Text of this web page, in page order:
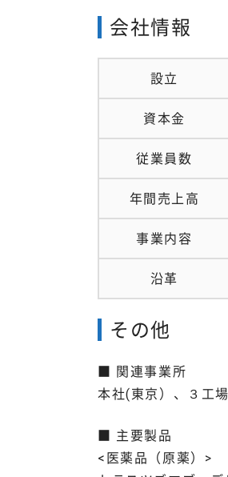
会社情報
設立
資本金
従業員数
年間売上高
事業内容
沿革
その他
■ 関連事業所
本社(東京）、３工
■ 主要製品
<医薬品（原薬）>